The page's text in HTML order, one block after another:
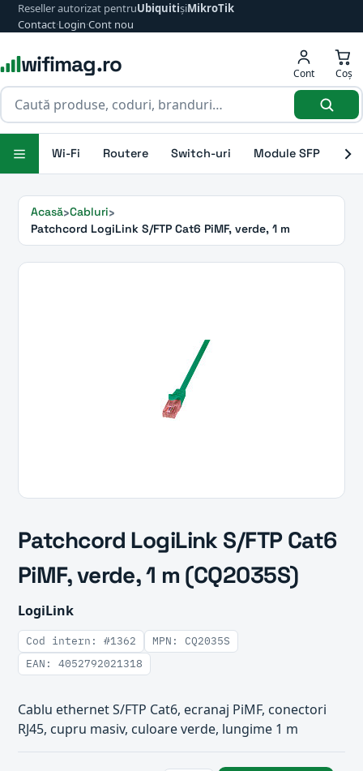
Reseller autorizat pentruUbiquitișiMikroTik
Contact·Login·Cont nou
wifimag.ro Cont Coș
Wi-Fi Routere Switch-uri Module SFP
Acasă Cabluri
Patchcord LogiLink S/FTP Cat6 PiMF, verde, 1 m
Patchcord LogiLink S/FTP Cat6
PiMF, verde, 1 m (CQ2035S)
LogiLink
Cod intern: #1362
MPN: CQ2035S
EAN: 4052792021318
Cablu ethernet S/FTP Cat6, ecranaj PiMF, conectori
RJ45, cupru masiv, culoare verde, lungime 1 m